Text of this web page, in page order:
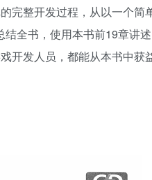
完整开发过程，从以一个简
全书，使用本书前19章讲
开发人员，都能从本书中获益